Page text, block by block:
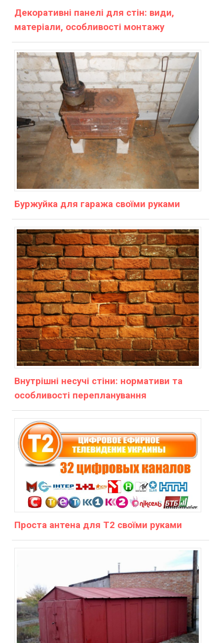
Декоративні панелі для стін: види,
матеріали, особливості монтажу
Буржуйка для гаража своїми руками
Внутрішні несучі стіни: нормативи та
особливості перепланування
Проста антена для Т2 своїми руками